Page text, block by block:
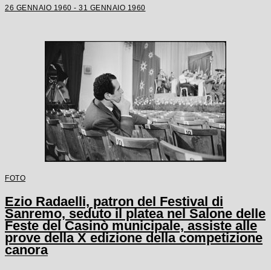
26 GENNAIO 1960 - 31 GENNAIO 1960
FOTO
Ezio Radaelli, patron del Festival di
Sanremo, seduto il platea nel Salone delle
Feste del Casinò municipale, assiste alle
prove della X edizione della competizione
canora